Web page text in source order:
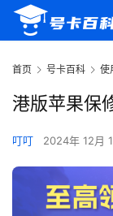
首页 号卡百科 使
港版苹果保
叮叮 2024年 12月